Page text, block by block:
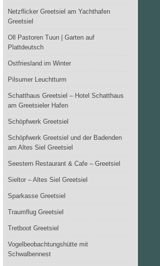
Netzflicker Greetsiel am Yachthafen
Greetsiel
Oll Pastoren Tuun | Garten auf
Plattdeutsch
Ostfriesland im Winter
Pilsumer Leuchtturm
Schatthaus Greetsiel – Hotel Schatthaus
am Greetsieler Hafen
Schöpfwerk Greetsiel
Schöpfwerk Greetsiel und der Badenden
am Altes Siel Greetsiel
Seestern Restaurant & Cafe – Greetsiel
Sieltor – Altes Siel Greetsiel
Sparkasse Greetsiel
Traumflug Greetsiel
Tretboot Greetsiel
Vogelbeobachtungshütte mit
Schwalbennest